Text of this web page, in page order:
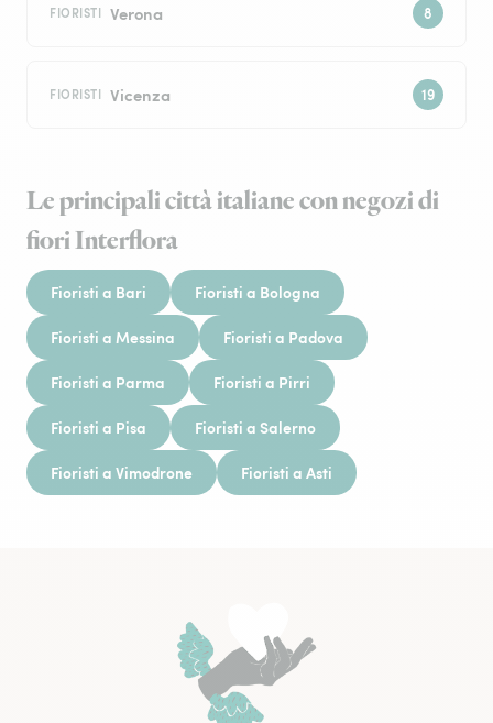
FIORISTI Verona
FIORISTI Vicenza
Le principali città italiane con negozi di
fiori Interflora
Fioristi a Bari Fioristi a Bologna
Fioristi a Messina Fioristi a Padova
Fioristi a Parma Fioristi a Pirri
Fioristi a Pisa Fioristi a Salerno
Fioristi a Vimodrone Fioristi a Asti